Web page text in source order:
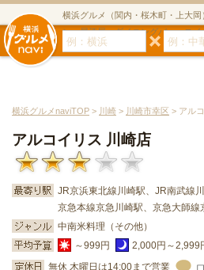
横浜グルメ（関内・桜木町・上大
ン・居酒屋・ダイニングバー・ス
横浜グルメnaviTOP > 川崎 > 川崎市幸区 > アル
アルコイリス 川崎店
JR京浜東北線川崎駅、JR南武線
京急本線京急川崎駅、京急大師線
中南米料理（その他）
～999円
2,000円～2,999
無休 木曜日は14:00まで営業